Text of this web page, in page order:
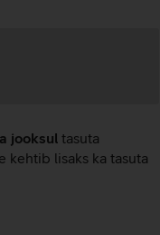
jooksul tasuta
kehtib lisaks ka tasuta